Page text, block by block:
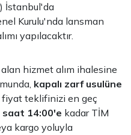
İstanbul'da
Kurulu'nda lansman
yapılacaktır.
hizmet alım ihalesine
kapalı zarf usulüne
fiyat teklifinizi en geç
saat 14:00'e kadar TİM
kargo yoluyla